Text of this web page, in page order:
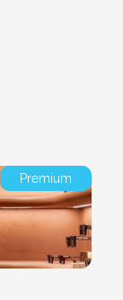
Premium